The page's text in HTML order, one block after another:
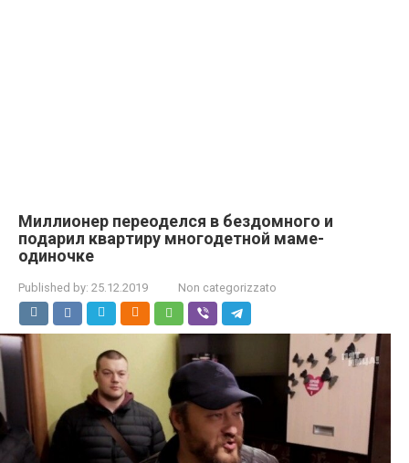
Миллионер переоделся в бездомного и
подарил квартиру многодетной маме-
одиночке
Published by: 25.12.2019 Non categorizzato